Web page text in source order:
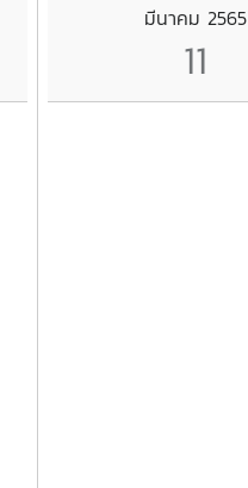
มีนาคม 2565
11